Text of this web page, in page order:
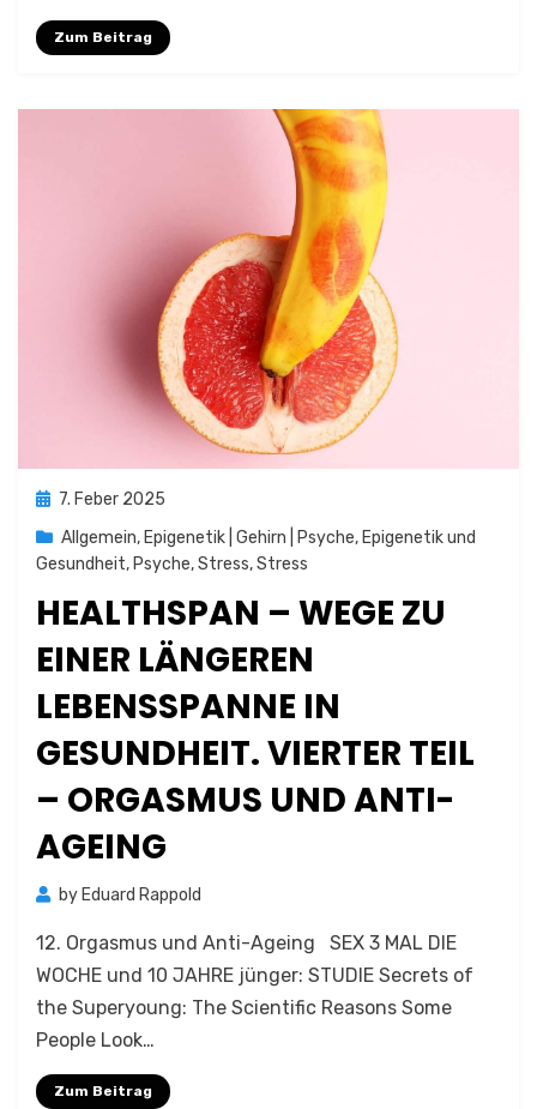
Zum Beitrag
Posted
7. Feber 2025
Allgemein, Epigenetik | Gehirn | Psyche, Epigenetik und
Gesundheit, Psyche,Stress,Stress
HEALTHSPAN – WEGE ZU
EINER LÄNGEREN
LEBENSSPANNE IN
GESUNDHEIT. VIERTER TEIL
– ORGASMUS UND ANTI-
AGEING
by Eduard Rappold
12. Orgasmus und Anti-Ageing SEX 3 MAL DIE
WOCHE und 10 JAHRE jünger: STUDIE Secrets of
the Superyoung: The Scientific Reasons Some
People Look…
Zum Beitrag